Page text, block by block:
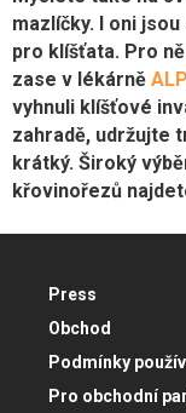
mazlíčky. I oni
pro klíšťata. Pro
zase v lékárně
vyhnuli klíšťové
zahradě, udržujte
krátký. Široký
křovinořezů
Press
Obchod
Podmínky
Pro obchodní